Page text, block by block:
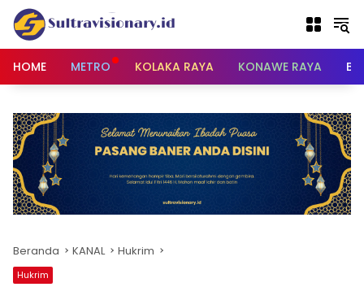
Langsung
konten
HOME
METRO KOLAKA RAYA KONAWE RAYA
Beranda KANAL Hukrim
Hukrim